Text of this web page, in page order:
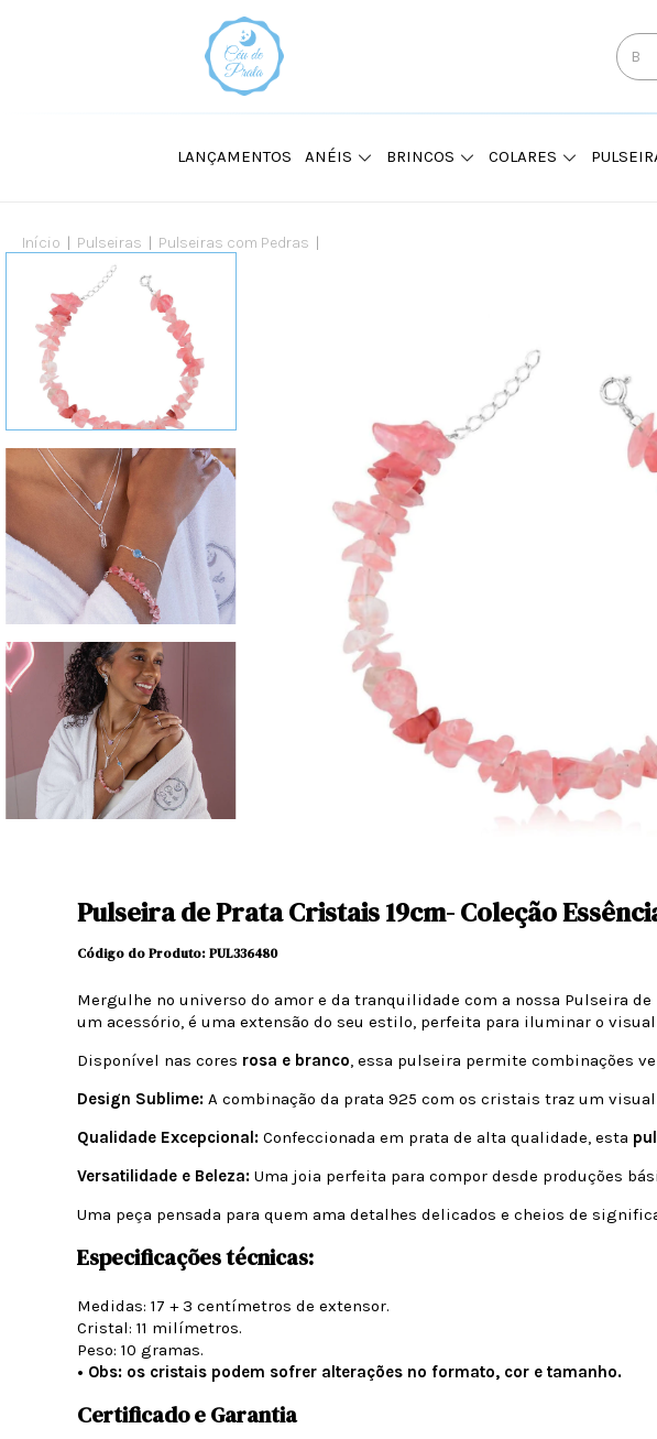
LANÇAMENTOS ANÉIS BRINCOS COLARES
Início | Pulseiras | Pulseiras com Pedras |
Pulseira de Prata Cristais 19cm- Coleção
Código do Produto: PUL336480
Mergulhe no universo do amor e da tranquilidade com a nossa Pulseira
um acessório, é uma extensão do seu estilo, perfeita para iluminar o
Disponível nas cores rosa e branco, essa pulseira permite combinações
Design Sublime: A combinação da prata 925 com os cristais traz um
Qualidade Excepcional: Confeccionada em prata de alta qualidade, esta
Versatilidade e Beleza: Uma joia perfeita para compor desde produções
Uma peça pensada para quem ama detalhes delicados e cheios de
Especificações técnicas:
Medidas: 17 + 3 centímetros de extensor.
Cristal: 11 milímetros.
Peso: 10 gramas.
• Obs: os cristais podem sofrer alterações no formato, cor e tamanho.
Certificado e Garantia